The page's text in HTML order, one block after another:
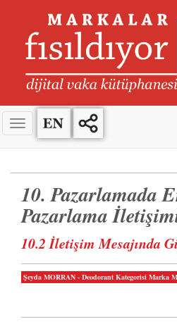
10. Pazarlamada
Pazarlama
10.2 İletişim Mesajında
Şeyda MORRAN - Deodorant Kategorisi Marka